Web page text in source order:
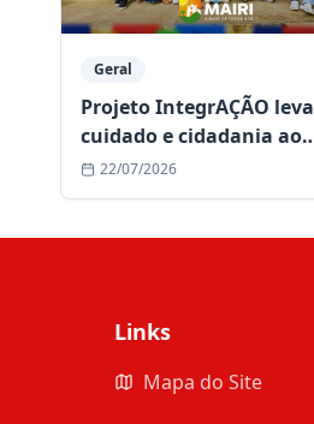
Geral
Projeto IntegrAÇÃO leva
cuidado e cidadania ao
povoado de Bonsucesso
22/07/2026
Links
Mapa do Site